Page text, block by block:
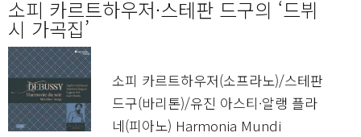
소피 카르트하우저·스테판 드구의 ‘드뷔
시 가곡집’
소피 카르트하우저(소프라노)/스테판
드구(바리톤)/유진 아스티·알랭 플라
네(피아노) Harmonia Mundi